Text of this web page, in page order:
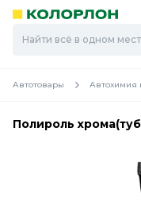
С
Ск
Автотовары Автохимия
Полироль